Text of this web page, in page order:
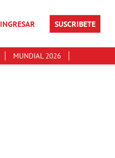
INGRESAR SUSCRIBETE
MUNDIAL 2026